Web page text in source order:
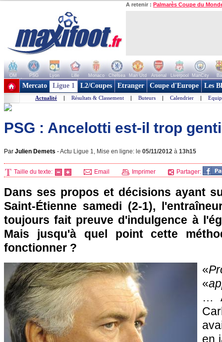
A retenir : Palmarès Coupe du
OM PSG Lyon Lille Monaco Chelsea Man Utd Arsenal Liverpool ManCity
+ de clubs
Mercato Ligue 1 L2/Coupes Etranger Coupe d'Europe Les
Actualité | Résultats & Classement | Buteurs | Calendrier |
PSG : Ancelotti est-il trop
Par Julien Demets -Actu Ligue 1, Mise en ligne: le 05/11/2012 à 13h15
Taille du texte: Email Imprimer Partager:
Dans ses propos et décisions ayant
Saint-Étienne samedi (2-1),
toujours fait preuve d'indulgence à
Mais jusqu'à quel point cette
fonctionner ?
«
«
…
en